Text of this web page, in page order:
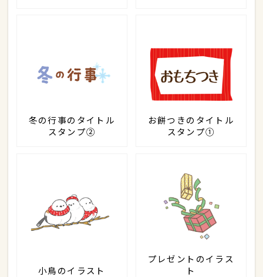
冬の行事のタイトル
スタンプ②
お餅つきのタイトル
スタンプ①
小鳥のイラスト
プレゼントのイラス
ト